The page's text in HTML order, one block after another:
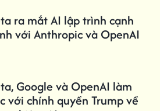
ra mắt AI lập trình cạnh
với Anthropic và OpenAI
Google và OpenAI làm
với chính quyền Trump về